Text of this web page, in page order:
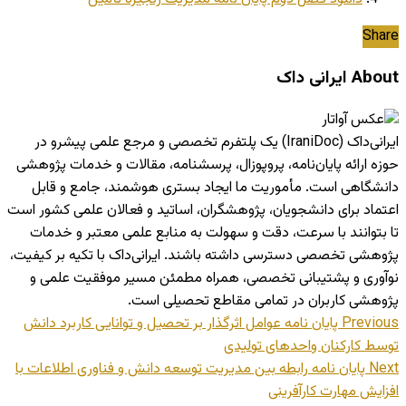
Share
About ایرانی داک
ایرانی‌داک (IraniDoc) یک پلتفرم تخصصی و مرجع علمی پیشرو در
حوزه ارائه پایان‌نامه، پروپوزال، پرسشنامه، مقالات و خدمات پژوهشی
دانشگاهی است. مأموریت ما ایجاد بستری هوشمند، جامع و قابل
اعتماد برای دانشجویان، پژوهشگران، اساتید و فعالان علمی کشور است
تا بتوانند با سرعت، دقت و سهولت به منابع علمی معتبر و خدمات
پژوهشی تخصصی دسترسی داشته باشند. ایرانی‌داک با تکیه بر کیفیت،
نوآوری و پشتیبانی تخصصی، همراه مطمئن مسیر موفقیت علمی و
پژوهشی کاربران در تمامی مقاطع تحصیلی است.
Previousپایان نامه عوامل اثرگذار بر تحصیل و توانایی کاربرد دانش
توسط کارکنان واحدهای تولیدی
Nextپایان نامه رابطه بین مدیریت توسعه دانش و فناوری اطلاعات با
افزایش مهارت کارآفرینی